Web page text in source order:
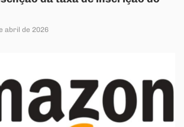
abril de 2026